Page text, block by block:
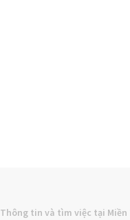
Thông tin và tìm việc tại Miền